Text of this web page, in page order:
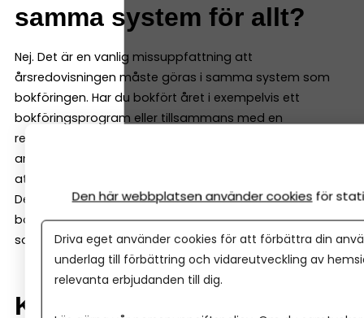
samma system för allt?
Nej. Det är en vanlig missuppfattning att
årsredovisningen måste göras i samma system som
bokföringen. Har du bokfört året i exempelvis ett
bokföringsprogram eller tillsammans med en
redovisningsbyrå, kan du enkelt exportera en SIE-fil eller
använda en direktkoppling till Årsredovisning Online för
att skapa själva årsredovisningen och deklarationen.
Detta ger dig flexibiliteten att behålla ditt befintliga
bokföringsprogram samtidigt som du väljer en lösning
som är specialiserad på årsredovisning och deklaration.
Kan man verkligen bli klar
Den här webbplatsen använder cookies för
Driva eget använder cookies för att förbättra din
underlag till förbättring och vidareutveckling av
relevanta erbjudanden till dig.